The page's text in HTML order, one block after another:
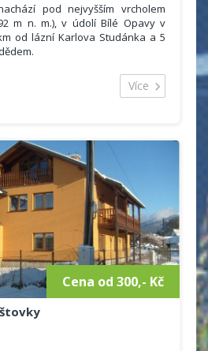
pod nejvyšším vrcholem
m n. m.), v údolí Bílé Opavy v
od lázní Karlova Studánka a 5
nachází v obci Ludvíkov,
je vhodné pro rodinnou
Více
Cena od 300,- Kč